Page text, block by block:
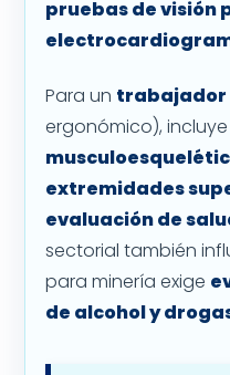
pruebas de visión
Para un trabajador
ergonómico), incluye
extremidades
evaluación de
sectorial también
para minería exige
de alcohol y